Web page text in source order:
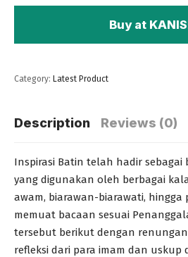
Buy at
Category: Latest Product
Description Reviews (0)
Inspirasi Batin telah hadir
yang digunakan oleh berbagai
awam, biarawan-biarawati, hingga
memuat bacaan sesuai
tersebut berikut dengan
refleksi dari para imam dan uskup